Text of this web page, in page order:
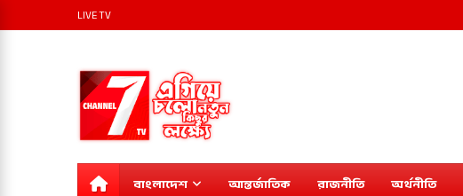
LIVE TV
বাংলাদেশ আন্তর্জাতিক রাজনীতি অর্থনীতি